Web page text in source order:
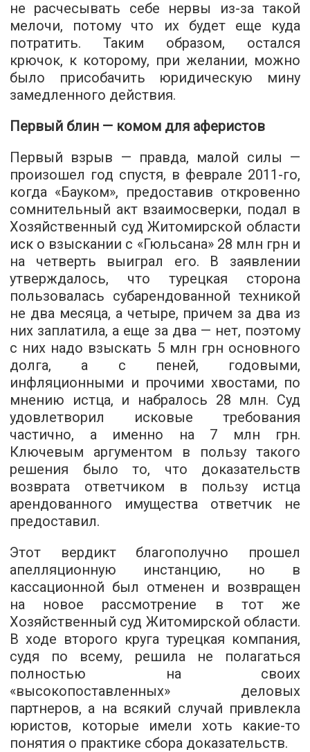
не расчесывать себе нервы из-за такой
мелочи, потому что их будет еще куда
потратить. Таким образом, остался
крючок, к которому, при желании, можно
было присобачить юридическую мину
замедленного действия.
Первый блин — комом для аферистов
Первый взрыв — правда, малой силы —
произошел год спустя, в феврале 2011-го,
когда «Бауком», предоставив откровенно
сомнительный акт взаимосверки, подал в
Хозяйственный суд Житомирской области
иск о взыскании с «Гюльсана» 28 млн грн и
на четверть выиграл его. В заявлении
утверждалось, что турецкая сторона
пользовалась субарендованной техникой
не два месяца, а четыре, причем за два из
них заплатила, а еще за два — нет, поэтому
с них надо взыскать 5 млн грн основного
долга, а с пеней, годовыми,
инфляционными и прочими хвостами, по
мнению истца, и набралось 28 млн. Суд
удовлетворил исковые требования
частично, а именно на 7 млн грн.
Ключевым аргументом в пользу такого
решения было то, что доказательств
возврата ответчиком в пользу истца
арендованного имущества ответчик не
предоставил.
Этот вердикт благополучно прошел
апелляционную инстанцию, но в
кассационной был отменен и возвращен
на новое рассмотрение в тот же
Хозяйственный суд Житомирской области.
В ходе второго круга турецкая компания,
судя по всему, решила не полагаться
полностью на своих
«высокопоставленных» деловых
партнеров, а на всякий случай привлекла
юристов, которые имели хоть какие-то
понятия о практике сбора доказательств.